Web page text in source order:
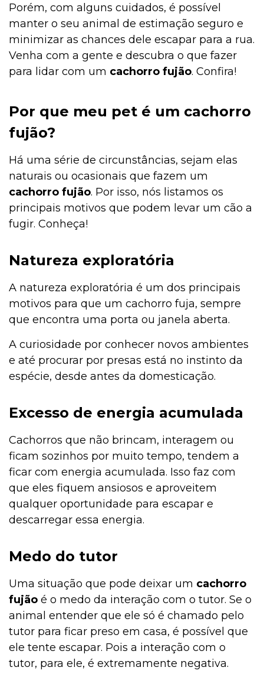
Porém, com alguns cuidados, é possível
manter o seu animal de estimação seguro e
minimizar as chances dele escapar para a rua.
Venha com a gente e descubra o que fazer
para lidar com um cachorro fujão. Confira!
Por que meu pet é um cachorro
fujão?
Há uma série de circunstâncias, sejam elas
naturais ou ocasionais que fazem um
cachorro fujão. Por isso, nós listamos os
principais motivos que podem levar um cão a
fugir. Conheça!
Natureza exploratória
A natureza exploratória é um dos principais
motivos para que um cachorro fuja, sempre
que encontra uma porta ou janela aberta.
A curiosidade por conhecer novos ambientes
e até procurar por presas está no instinto da
espécie, desde antes da domesticação.
Excesso de energia acumulada
Cachorros que não brincam, interagem ou
ficam sozinhos por muito tempo, tendem a
ficar com energia acumulada. Isso faz com
que eles fiquem ansiosos e aproveitem
qualquer oportunidade para escapar e
descarregar essa energia.
Medo do tutor
Uma situação que pode deixar um cachorro
fujão é o medo da interação com o tutor. Se o
animal entender que ele só é chamado pelo
tutor para ficar preso em casa, é possível que
ele tente escapar. Pois a interação com o
tutor, para ele, é extremamente negativa.